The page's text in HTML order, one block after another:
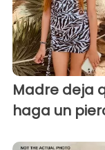
Madre deja
haga un